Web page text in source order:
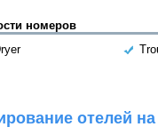
номеров
отелей